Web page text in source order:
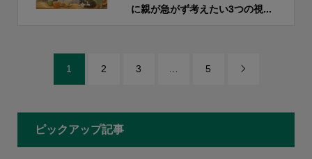
に親が急がず考えたい3つの視...
1 2 3 5 
ピックアップ記事